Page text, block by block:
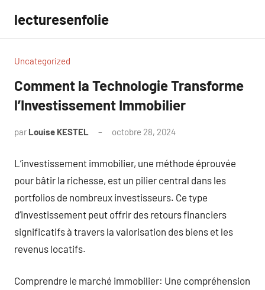
contenu
lecturesenfolie
Uncategorized
Comment la Technologie Transforme
l’Investissement Immobilier
par Louise KESTEL octobre 28, 2024
L’investissement immobilier, une méthode éprouvée
pour bâtir la richesse, est un pilier central dans les
portfolios de nombreux investisseurs. Ce type
d’investissement peut offrir des retours financiers
significatifs à travers la valorisation des biens et les
revenus locatifs.
Comprendre le marché immobilier: Une compréhension